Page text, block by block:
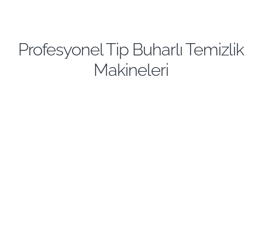
Profesyonel Tip Buharlı Temizlik
Makineleri